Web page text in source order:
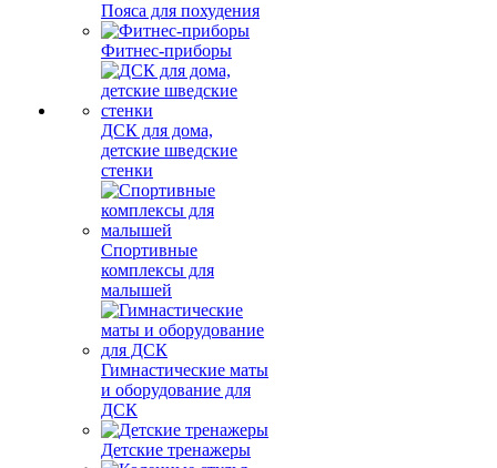
Пояса для похудения
Фитнес-приборы
ДСК для дома,
детские шведские
стенки
Спортивные
комплексы для
малышей
Гимнастические маты
и оборудование для
ДСК
Детские тренажеры